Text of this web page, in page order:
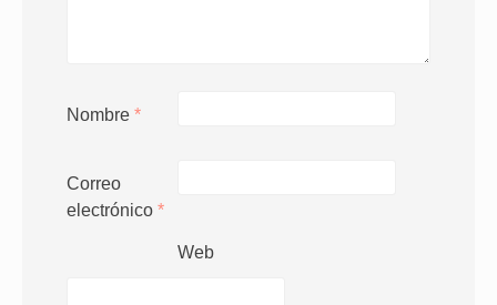
Nombre *
Correo
electrónico *
Web